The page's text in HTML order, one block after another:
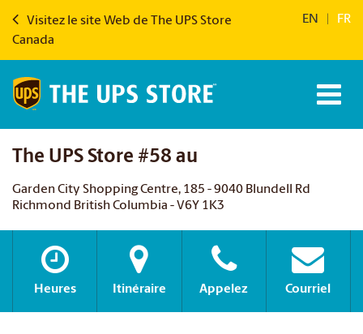
Visitez le site Web de The UPS Store
Canada
EN FR
The UPS Store #58 au
Garden City Shopping Centre, 185 - 9040 Blundell Rd
Richmond British Columbia - V6Y 1K3
Heures Itinéraire Appelez Courriel